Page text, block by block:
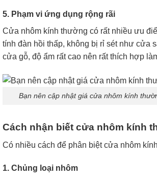
5. Phạm vi ứng dụng rộng rãi
Cửa nhôm kính thường có rất nhiều ưu
tính đàn hồi thấp, không bị rỉ sét như cửa
cửa gỗ, độ ẩm rất cao nên rất thích hợp
Bạn nên cập nhật giá cửa nhôm kính
Cách nhận biết cửa nhôm kính
Có nhiều cách để phân biệt cửa nhôm
1. Chủng loại nhôm